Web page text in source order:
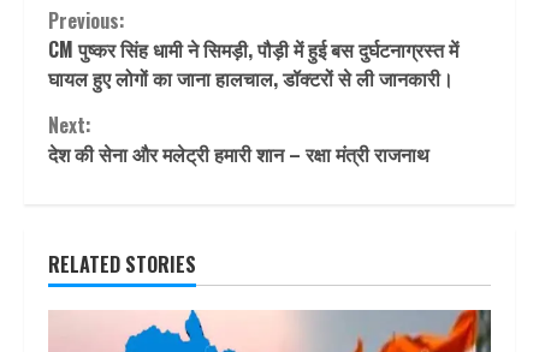
Continue
Reading
Previous:
CM पुष्कर सिंह धामी ने सिमड़ी, पौड़ी में हुई बस दुर्घटनाग्रस्त में
घायल हुए लोगों का जाना हालचाल, डॉक्टरों से ली जानकारी।
Next:
देश की सेना और मलेट्री हमारी शान – रक्षा मंत्री राजनाथ
RELATED STORIES